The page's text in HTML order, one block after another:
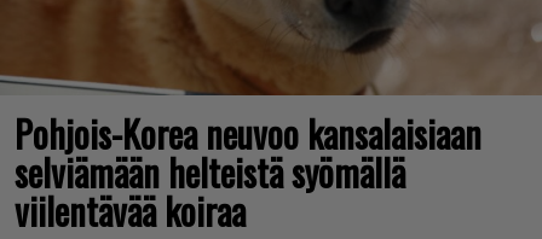
Pohjois-Korea neuvoo kansalaisiaan
selviämään helteistä syömällä
viilentävää koiraa